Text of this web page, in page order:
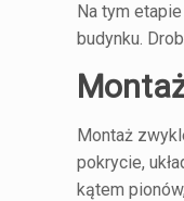
Na tym
budynku.
Montaż
pokrycie,
kątem